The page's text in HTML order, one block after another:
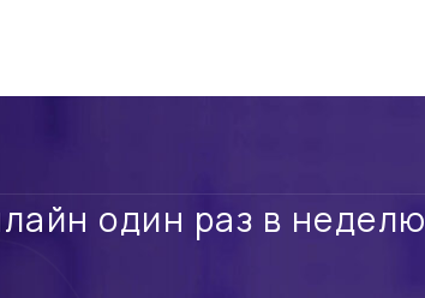
один раз в неделю